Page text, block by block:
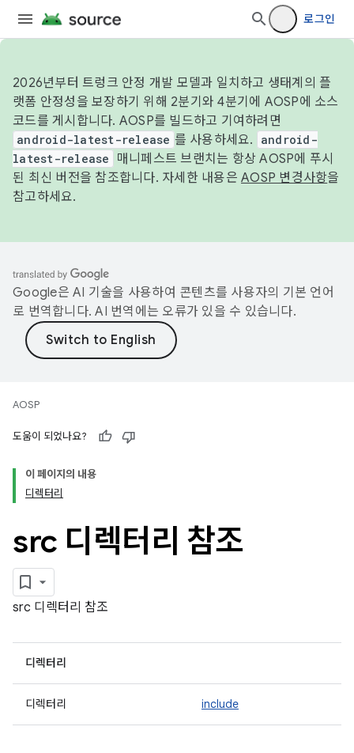
로그인
2026년부터 트렁크 안정 개발 모델과 일치하고 생태계의 플
랫폼 안정성을 보장하기 위해 2분기와 4분기에 AOSP에 소스
코드를 게시합니다. AOSP를 빌드하고 기여하려면
android-latest-release 를 사용하세요.
android-
latest-release
매니페스트 브랜치는 항상 AOSP에 푸시
된 최신 버전을 참조합니다. 자세한 내용은 AOSP 변경사항을
참고하세요.
Google은 AI 기술을 사용하여 콘텐츠를 사용자의 기본 언어
로 번역합니다. AI 번역에는 오류가 있을 수 있습니다.
AOSP
도움이 되었나요?
이 페이지의 내용
디렉터리
src 디렉터리 참조
src 디렉터리 참조
디렉터리
디렉터리 include